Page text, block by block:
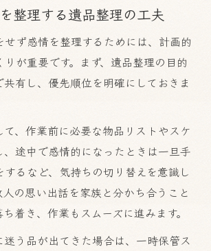
整理する遺品整理の工夫
せず感情を整理するためには、計画的
が重要です。まず、遺品整理の目的
有し、優先順位を明確にしておきま
、作業前に必要な物品リストやスケ
、途中で感情的になったときは一旦手
するなど、気持ちの切り替えを意識し
人の思い出話を家族と分かち合うこと
着き、作業もスムーズに進みます。
迷う品が出てきた場合は、一時保管ス